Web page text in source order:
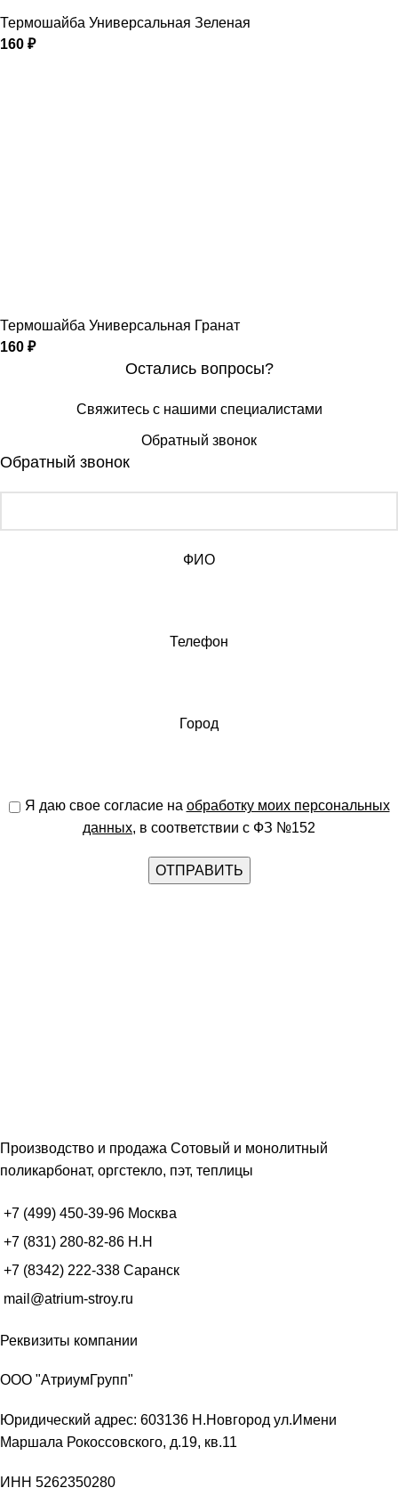
Термошайба Универсальная Зеленая
160 ₽
Термошайба Универсальная Гранат
160 ₽
Остались вопросы?
Свяжитесь с нашими специалистами
Обратный звонок
Обратный звонок
ФИО
Телефон
Город
Я даю свое согласие на обработку моих персональных
данных, в соответствии с ФЗ №152
Производство и продажа Сотовый и монолитный
поликарбонат, оргстекло, пэт, теплицы
+7 (499) 450-39-96 Москва
+7 (831) 280-82-86 Н.Н
+7 (8342) 222-338 Саранск
mail@atrium-stroy.ru
Реквизиты компании
ООО "АтриумГрупп"
Юридический адрес: 603136 Н.Новгород ул.Имени
Маршала Рокоссовского, д.19, кв.11
ИНН 5262350280